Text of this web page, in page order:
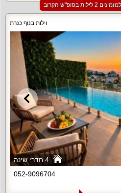
וילות בנוף כנרת
4 חדרי שינה
052-9096704